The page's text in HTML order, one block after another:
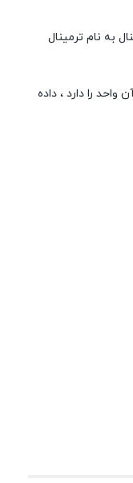
به نام ترمینال
را دارد ، داده